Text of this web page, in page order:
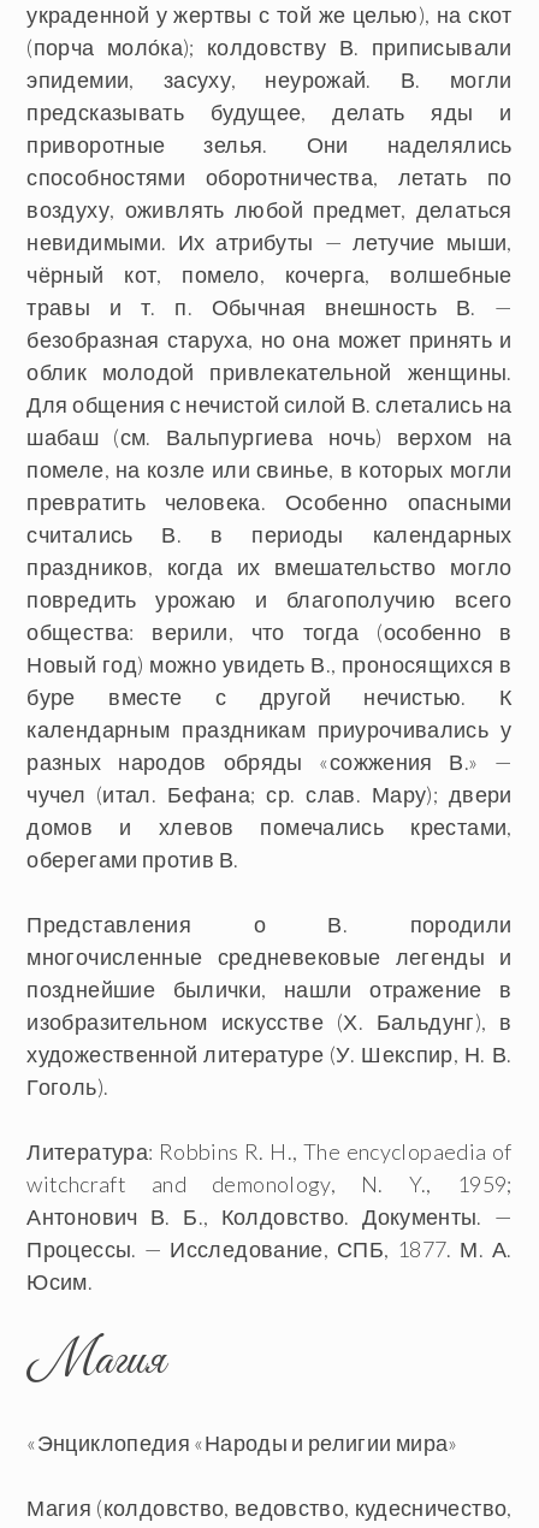
украденной у жертвы с той же целью), на скот
(порча моло́ка); колдовству В. приписывали
эпидемии, засуху, неурожай. В. могли
предсказывать будущее, делать яды и
приворотные зелья. Они наделялись
способностями оборотничества, летать по
воздуху, оживлять любой предмет, делаться
невидимыми. Их атрибуты — летучие мыши,
чёрный кот, помело, кочерга, волшебные
травы и т. п. Обычная внешность В. —
безобразная старуха, но она может принять и
облик молодой привлекательной женщины.
Для общения с нечистой силой В. слетались на
шабаш (см. Вальпургиева ночь) верхом на
помеле, на козле или свинье, в которых могли
превратить человека. Особенно опасными
считались В. в периоды календарных
праздников, когда их вмешательство могло
повредить урожаю и благополучию всего
общества: верили, что тогда (особенно в
Новый год) можно увидеть В., проносящихся в
буре вместе с другой нечистью. К
календарным праздникам приурочивались у
разных народов обряды «сожжения В.» —
чучел (итал. Бефана; ср. слав. Мару); двери
домов и хлевов помечались крестами,
оберегами против В.
Представления о В. породили
многочисленные средневековые легенды и
позднейшие былички, нашли отражение в
изобразительном искусстве (Х. Бальдунг), в
художественной литературе (У. Шекспир, Н. В.
Гоголь).
Литература: Robbins R. H., The encyclopaedia of
witchcraft and demonology, N. Y., 1959;
Антонович В. Б., Колдовство. Документы. —
Процессы. — Исследование, СПБ, 1877. М. А.
Юсим.
Магия
«Энциклопедия «Народы и религии мира»
Магия (колдовство, ведовство, кудесничество,